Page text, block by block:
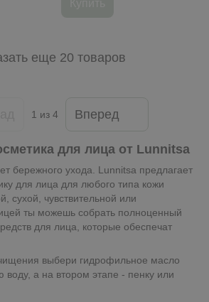
еще 20 товаров
1 из 4 Вперед
для лица от Lunnitsa
бережного ухода. Lunnitsa предлагает
для лица для любого типа кожи
сухой, чувствительной или
ты можешь собрать полноценный
для лица, которые обеспечат
выбери гидрофильное масло
а на втором этапе - пенку или